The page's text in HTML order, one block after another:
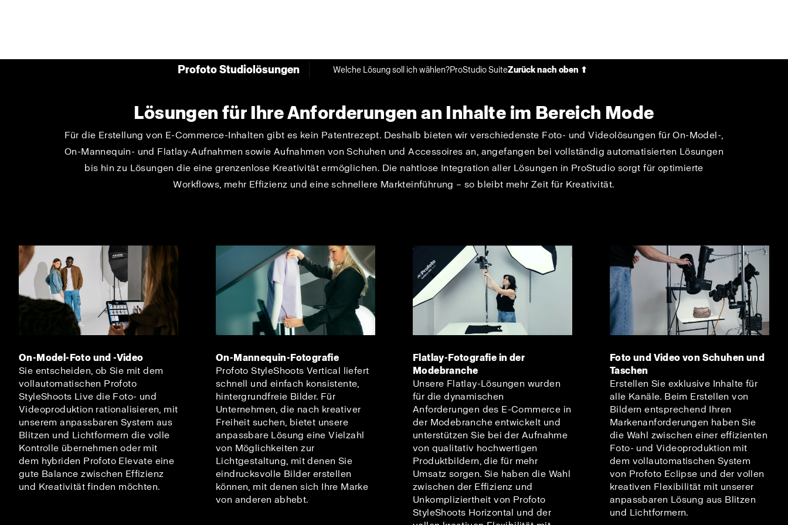
Profoto Studiolösungen Welche Lösung soll ich wählen?ProStudio SuiteZurück nach oben ⬆
Lösungen für Ihre Anforderungen an Inhalte im Bereich Mode
Für die Erstellung von E-Commerce-Inhalten gibt es kein Patentrezept. Deshalb bieten wir verschiedenste Foto- und Videolösungen für On-Model-,
On-Mannequin- und Flatlay-Aufnahmen sowie Aufnahmen von Schuhen und Accessoires an, angefangen bei vollständig automatisierten Lösungen
bis hin zu Lösungen die eine grenzenlose Kreativität ermöglichen. Die nahtlose Integration aller Lösungen in ProStudio sorgt für optimierte
Workflows, mehr Effizienz und eine schnellere Markteinführung – so bleibt mehr Zeit für Kreativität.
On-Model-Foto und -Video
Sie entscheiden, ob Sie mit dem
vollautomatischen Profoto
StyleShoots Live die Foto- und
Videoproduktion rationalisieren, mit
unserem anpassbaren System aus
Blitzen und Lichtformern die volle
Kontrolle übernehmen oder mit
dem hybriden Profoto Elevate eine
gute Balance zwischen Effizienz
und Kreativität finden möchten.
On-Mannequin-Fotografie
Profoto StyleShoots Vertical liefert
schnell und einfach konsistente,
hintergrundfreie Bilder. Für
Unternehmen, die nach kreativer
Freiheit suchen, bietet unsere
anpassbare Lösung eine Vielzahl
von Möglichkeiten zur
Lichtgestaltung, mit denen Sie
eindrucksvolle Bilder erstellen
können, mit denen sich Ihre Marke
von anderen abhebt.
Flatlay-Fotografie in der
Modebranche
Unsere Flatlay-Lösungen wurden
für die dynamischen
Anforderungen des E-Commerce in
der Modebranche entwickelt und
unterstützen Sie bei der Aufnahme
von qualitativ hochwertigen
Produktbildern, die für mehr
Umsatz sorgen. Sie haben die Wahl
zwischen der Effizienz und
Unkompliziertheit von Profoto
StyleShoots Horizontal und der
Foto und Video von Schuhen und
Taschen
Erstellen Sie exklusive Inhalte für
alle Kanäle. Beim Erstellen von
Bildern entsprechend Ihren
Markenanforderungen haben Sie
die Wahl zwischen einer effizienten
Foto- und Videoproduktion mit
dem vollautomatischen System
von Profoto Eclipse und der vollen
kreativen Flexibilität mit unserer
anpassbaren Lösung aus Blitzen
und Lichtformern.